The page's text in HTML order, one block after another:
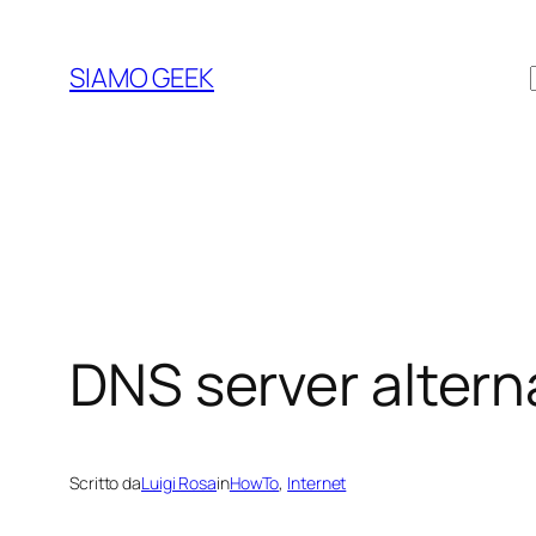
contenuto
SIAMO GEEK
DNS server
Scritto daLuigi RosainHowTo, Internet